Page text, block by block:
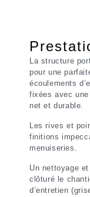
La structure
pour une
écoulements
fixées avec
net et durable.
Les rives et
finitions
menuiseries.
Un nettoyage
clôturé le
d’entretien